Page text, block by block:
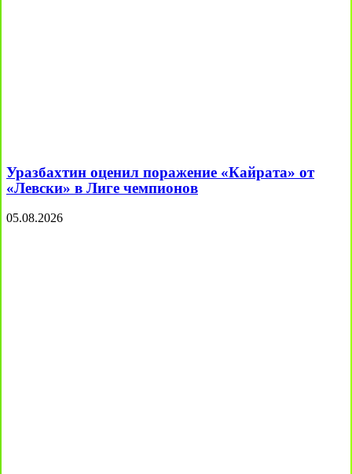
Уразбахтин оценил поражение «Кайрата» от
«Левски» в Лиге чемпионов
05.08.2026